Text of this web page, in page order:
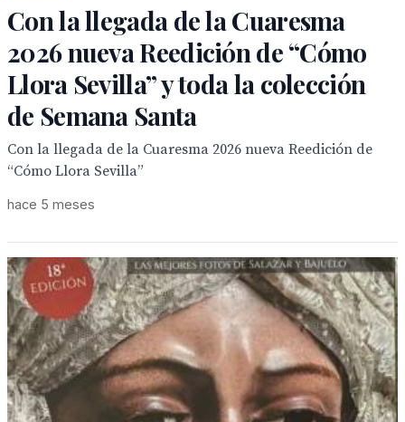
Con la llegada de la Cuaresma
2026 nueva Reedición de “Cómo
Llora Sevilla” y toda la colección
de Semana Santa
Con la llegada de la Cuaresma 2026 nueva Reedición de
“Cómo Llora Sevilla”
hace 5 meses